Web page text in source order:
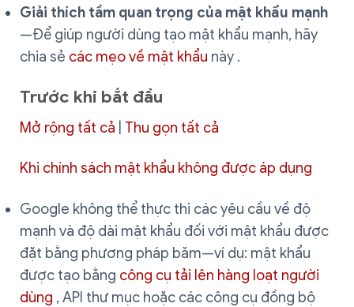
Giải thích tầm quan trọng của mật khẩu mạnh
—Để giúp người dùng tạo mật khẩu mạnh, hãy
chia sẻ các mẹo về mật khẩu này .
Trước khi bắt đầu
Mở rộng tất cả Thu gọn tất cả
Khi chính sách mật khẩu không được áp dụng
Google không thể thực thi các yêu cầu về độ
mạnh và độ dài mật khẩu đối với mật khẩu được
đặt bằng phương pháp băm—ví dụ: mật khẩu
được tạo bằng công cụ tải lên hàng loạt người
dùng , API thư mục hoặc các công cụ đồng bộ